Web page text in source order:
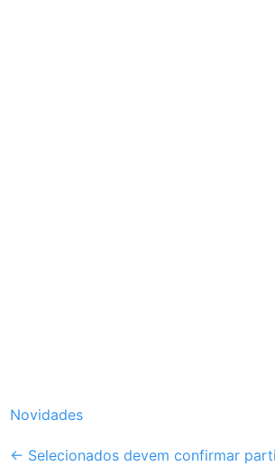
Novidades
Post
← Selecionados devem confirmar